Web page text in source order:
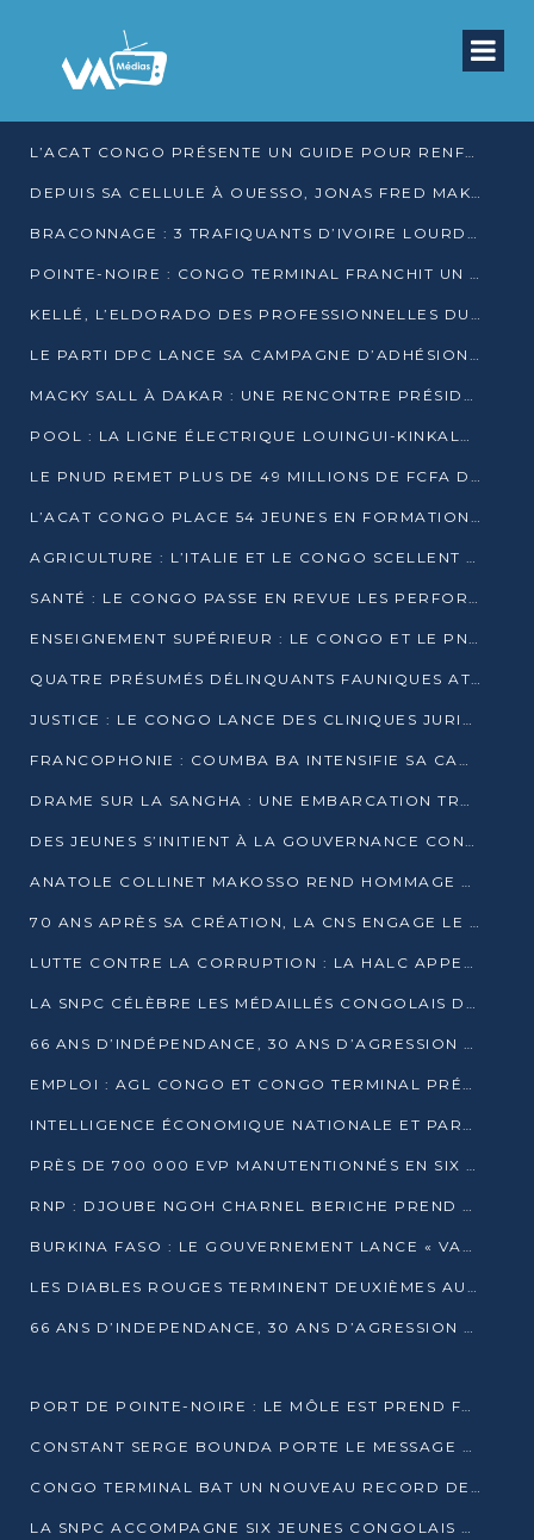
L’ACAT CONGO PRÉSENTE UN GUIDE POUR RENFORCER LES GARANTIES JUDICIAIRES EN GARDE À VUE
DEPUIS SA CELLULE À OUESSO, JONAS FRED MAKITA DÉNONCE CE QU’IL QUALIFIE DE DÉNI DE JUSTICE
BRACONNAGE : 3 TRAFIQUANTS D’IVOIRE LOURDEMENT CONDAMNÉS À DJAMBALA
POINTE-NOIRE : CONGO TERMINAL FRANCHIT UN CAP HISTORIQUE AVEC 99 MOUVEMENTS/HEURE
KELLÉ, L’ELDORADO DES PROFESSIONNELLES DU SEXE
LE PARTI DPC LANCE SA CAMPAGNE D’ADHÉSIONS ET VEUT STRUCTURER SA PRÉSENCE DANS LES 15 DÉPARTEMENTS
MACKY SALL À DAKAR : UNE RENCONTRE PRÉSIDENTIELLE QUI DIVISE L’OPINION SÉNÉGALAISE
POOL : LA LIGNE ÉLECTRIQUE LOUINGUI-KINKALA-BOKO MISE EN SERVICE
LE PNUD REMET PLUS DE 49 MILLIONS DE FCFA D’ÉQUIPEMENTS POUR ACCÉLÉRER LA NUMÉRISATION DU SYSTÈME DE SANTÉ
L’ACAT CONGO PLACE 54 JEUNES EN FORMATION PROFESSIONNELLE
AGRICULTURE : L’ITALIE ET LE CONGO SCELLENT UN PARTENARIAT POUR UNE PRODUCTION LOCALE DURABLE
SANTÉ : LE CONGO PASSE EN REVUE LES PERFORMANCES DE SES HÔPITAUX À MI-PARCOURS
ENSEIGNEMENT SUPÉRIEUR : LE CONGO ET LE PNUD VEULENT RAPPROCHER LA FORMATION UNIVERSITAIRE DES BESOINS DU MARCHÉ DE L’EMPLOI
QUATRE PRÉSUMÉS DÉLINQUANTS FAUNIQUES ATTENDUS DEVANT LA JUSTICE POUR TRAFIC D’IVOIRE
JUSTICE : LE CONGO LANCE DES CLINIQUES JURIDIQUES POUR RAPPROCHER LE DROIT DES CITOYENS
FRANCOPHONIE : COUMBA BA INTENSIFIE SA CAMPAGNE POUR LA SUCCESSION À LA TÊTE DE L’OIF
DRAME SUR LA SANGHA : UNE EMBARCATION TRANSPORTANT DES FIDÈLES DE « NZAMBÉ YA L’HUILE » FAIT NAUFRAGE À OUESSO
DES JEUNES S’INITIENT À LA GOUVERNANCE CONTINENTALE À BRAZZAVILLE
ANATOLE COLLINET MAKOSSO REND HOMMAGE À JEAN-PAUL PIGASSE
70 ANS APRÈS SA CRÉATION, LA CNS ENGAGE LE VIRAGE DE LA DIGITALISATION
LUTTE CONTRE LA CORRUPTION : LA HALC APPELLE À PASSER DES DISCOURS AUX ACTES
LA SNPC CÉLÈBRE LES MÉDAILLÉS CONGOLAIS DES OLYMPIADES PANAFRICAINES DE MATHÉMATIQUES 2026
66 ANS D’INDÉPENDANCE, 30 ANS D’AGRESSION RWANDAISE : 4 PRÉSIDENCES, UN ÉCHEC COLLECTIF
EMPLOI : AGL CONGO ET CONGO TERMINAL PRÉSÉLECTIONNENT PLUS DE 70 JEUNES À POINTE-NOIRE
INTELLIGENCE ÉCONOMIQUE NATIONALE ET PARTENARIATS INTERNATIONAUX : VERS UNE DOCTRINE SOUVERAINE DE SÉCURITÉ ÉCONOMIQUE
PRÈS DE 700 000 EVP MANUTENTIONNÉS EN SIX MOIS PAR CONGO TERMINAL
RNP : DJOUBE NGOH CHARNEL BERICHE PREND LES RÊNES DU PARTI
BURKINA FASO : LE GOUVERNEMENT LANCE « VACANCES UTILES 2026 » POUR FORMER LES ÉLÈVES À 15 MÉTIERS
LES DIABLES ROUGES TERMINENT DEUXIÈMES AU CHAMPIONNAT D’AFRIQUE ZONE 3
66 ANS D’INDEPENDANCE, 30 ANS D’AGRESSION RWAN DAISE : 4 PRESIDENCES, UN ECHEC COLLECTIF
PORT DE POINTE-NOIRE : LE MÔLE EST PREND FORME ET VISE LES GÉANTS DES MERS
CONSTANT SERGE BOUNDA PORTE LE MESSAGE DE COMPASSION DE DENIS SASSOU NGUESSO EN IRAN
CONGO TERMINAL BAT UN NOUVEAU RECORD DE PRODUCTIVITÉ AU PORT DE POINTE-NOIRE
LA SNPC ACCOMPAGNE SIX JEUNES CONGOLAIS AUX OLYMPIADES PANAFRICAINES DE MATHÉMATIQUES